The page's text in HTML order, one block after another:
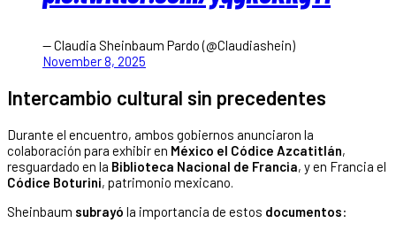
— Claudia Sheinbaum Pardo (@Claudiashein)
November 8, 2025
Intercambio cultural sin precedentes
Durante el encuentro, ambos gobiernos anunciaron la
colaboración para exhibir en México el Códice Azcatitlán,
resguardado en la Biblioteca Nacional de Francia, y en Francia el
Códice Boturini, patrimonio mexicano.
Sheinbaum subrayó la importancia de estos documentos: